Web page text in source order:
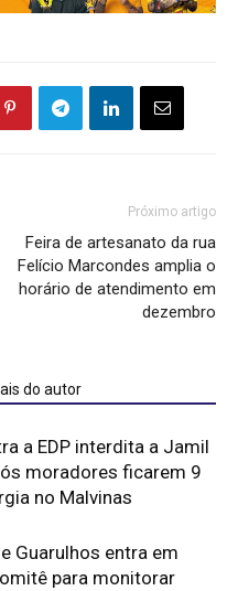
Próximo artigo
Feira de artesanato da rua
Felício Marcondes amplia o
horário de atendimento em
dezembro
do autor
a EDP interdita a Jamil
moradores ficarem 9
no Malvinas
Guarulhos entra em
para monitorar